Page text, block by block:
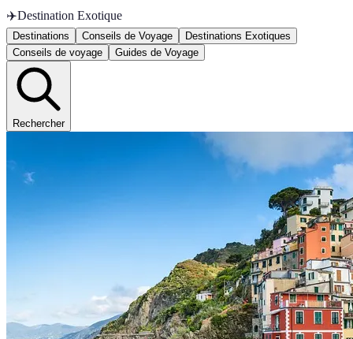
✈️Destination Exotique
Destinations Conseils de Voyage
Destinations Exotiques
Conseils de voyage
Guides de Voyage
Rechercher